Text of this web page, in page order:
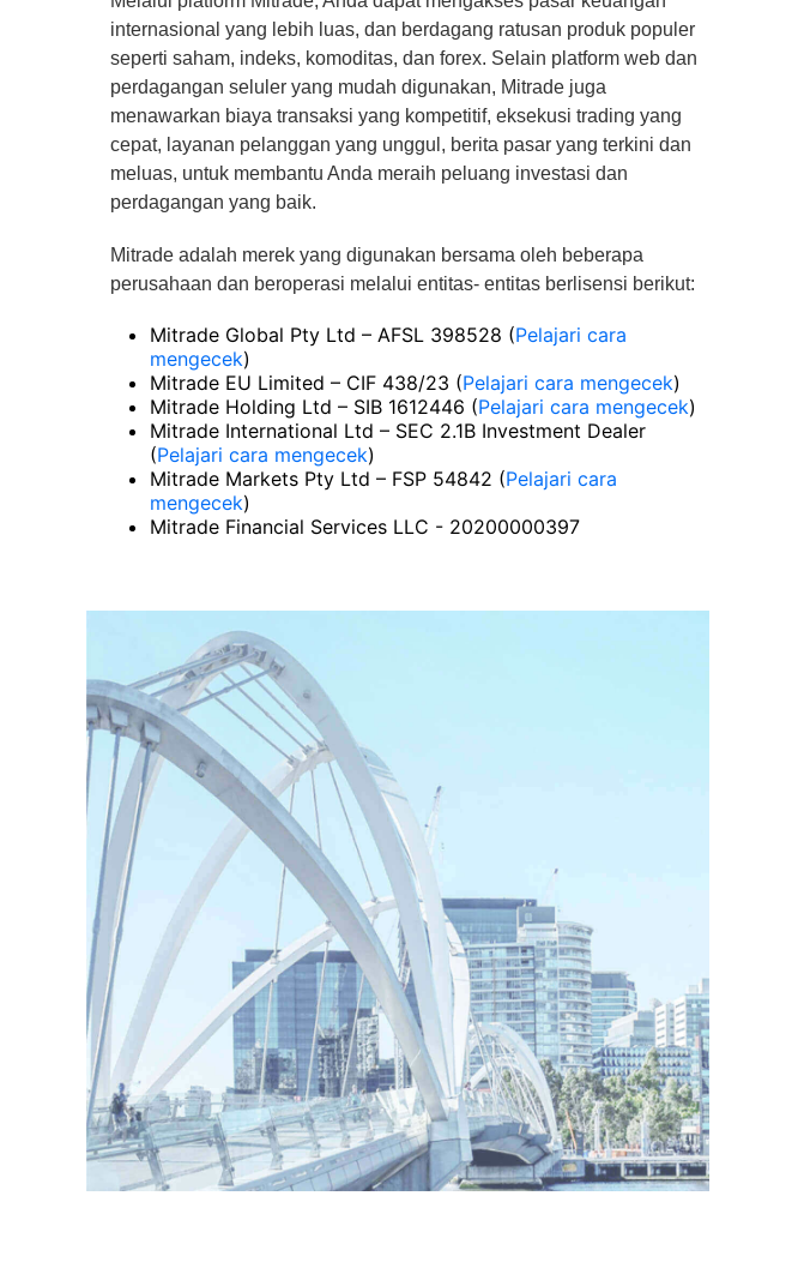
internasional yang lebih luas, dan berdagang ratusan produk populer
seperti saham, indeks, komoditas, dan forex. Selain platform web dan
perdagangan seluler yang mudah digunakan, Mitrade juga
menawarkan biaya transaksi yang kompetitif, eksekusi trading yang
cepat, layanan pelanggan yang unggul, berita pasar yang terkini dan
meluas, untuk membantu Anda meraih peluang investasi dan
perdagangan yang baik.
Mitrade adalah merek yang digunakan bersama oleh beberapa
perusahaan dan beroperasi melalui entitas- entitas berlisensi berikut:
Mitrade Global Pty Ltd – AFSL 398528 (Pelajari cara
mengecek)
Mitrade EU Limited – CIF 438/23 (Pelajari cara mengecek)
Mitrade Holding Ltd – SIB 1612446 (Pelajari cara mengecek)
Mitrade International Ltd – SEC 2.1B Investment Dealer
(Pelajari cara mengecek)
Mitrade Markets Pty Ltd – FSP 54842 (Pelajari cara
mengecek)
Mitrade Financial Services LLC - 20200000397